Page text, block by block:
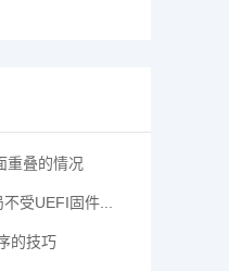
重叠的情况
受UEFI固件...
的技巧